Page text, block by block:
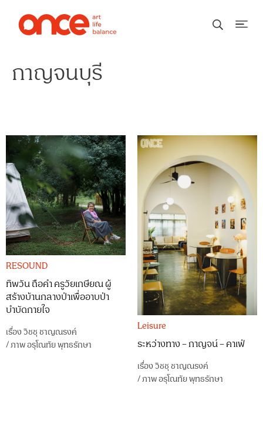
กาญจนบุรี
RESOUND
ทิพวัน ถือคำ ครูวัยเกษียณ ผู้
สร้างบ้านกลางป่าเพื่ออาบป่า
บำบัดกายใจ
เรื่องวิชชุ ชาญณรงค์
/ภาพอรุโณทัย พุทธรักษา
Leisure
ระหว่างทาง – กาญจน์ – คาเฟ่
เรื่องวิชชุ ชาญณรงค์
/ภาพอรุโณทัย พุทธรักษา